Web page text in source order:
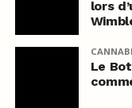
lors
Le